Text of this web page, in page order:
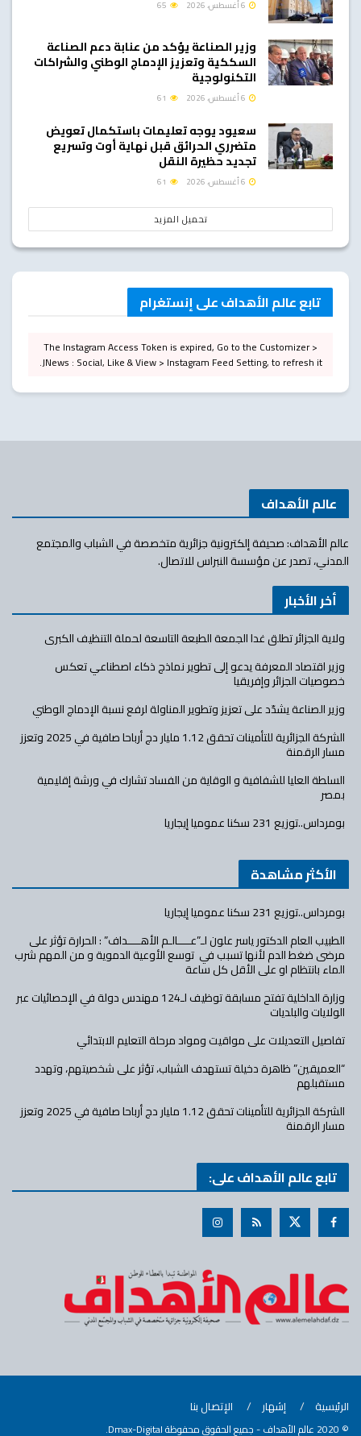
وزير الصناعة يؤكد من عنابة دعم الصناعة
السككية وتعزيز الإدماج الوطني والشراكات
التكنولوجية
سعيود يوجه تعليمات باستكمال تعويض
متضرري الحرائق قبل نهاية أوت وتسريع
تجديد حظيرة النقل
تحميل المزيد
تابع عالم الأهداف على إنستغرام
The Instagram Access Token is expired, Go to the Customizer >
JNews : Social, Like & View > Instagram Feed Setting, to refresh it.
عالم الأهداف
عالم الأهداف: صحيفة إلكترونية جزائرية متخصصة في الشباب والمجتمع
المدني، تصدر عن مؤسسة النبراس للاتصال.
أخر الأخبار
ولاية الجزائر تطلق غدا الجمعة الطبعة التاسعة لحملة التنظيف الكبرى
وزير اقتصاد المعرفة يدعو إلى تطوير نماذج ذكاء اصطناعي تعكس
خصوصيات الجزائر وإفريقيا
وزير الصناعة يشدّد على تعزيز وتطوير المناولة لرفع نسبة الإدماج الوطني
الشركة الجزائرية للتأمينات تحقق 1.12 مليار دج أرباحا صافية في 2025 وتعزز
مسار الرقمنة
السلطة العليا للشفافية و الوقاية من الفساد تشارك في ورشة إقليمية
بمصر
بومرداس..توزيع 231 سكنا عموميا إيجاريا
الأكثر مشاهدة
بومرداس..توزيع 231 سكنا عموميا إيجاريا
الطبيب العام الدكتور ياسر علون لـ”عــــالـم الأهــــداف” : الحرارة تؤثر على
مرضى ضغط الدم لأنها تسبب في توسع الأوعية الدموية و من المهم شرب
الماء بانتظام او على الأقل كل ساعة
وزارة الداخلية تفتح مسابقة توظيف لـ124 مهندس دولة في الإحصائيات عبر
الولايات والبلديات
تفاصيل التعديلات على مواقيت ومواد مرحلة التعليم الابتدائي
“العميقين” ظاهرة دخيلة تستهدف الشباب، تؤثر على شخصيتهم، وتهدد
مستقبلهم
الشركة الجزائرية للتأمينات تحقق 1.12 مليار دج أرباحا صافية في 2025 وتعزز
مسار الرقمنة
تابع عالم الأهداف على:
الرئيسية إشهار الإتصال بنا
© 2020 عالم الأهداف- جميع الحقوق محفوظة Dmax-Digital.